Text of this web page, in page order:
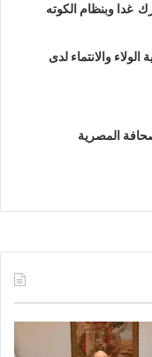
غدا وبنظام الكوته
والانتماء لدى
المصرية